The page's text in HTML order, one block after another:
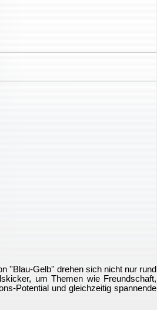
''Blau-Gelb'' drehen sich nicht nur rund
um Themen wie Freundschaft,
Potential und gleichzeitig spannende